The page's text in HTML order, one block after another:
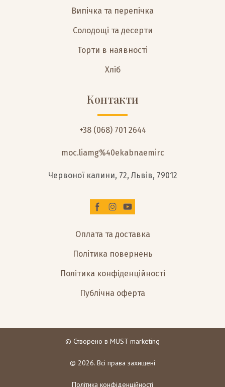
Випічка та перепічка
Солодощі та десерти
Торти в наявності
Хліб
Контакти
+38 (068) 701 2644
moc.liamg%40ekabnaemirc
Червоної калини, 72, Львів, 79012
Оплата та доставка
Політика повернень
Політика конфіденційності
Публічна оферта
© Створено в MUST marketing
© 2026. Всі права захищені
Політика конфіденційності